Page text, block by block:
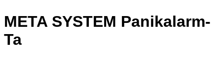
META SYSTEM Panikalarm-
Ta